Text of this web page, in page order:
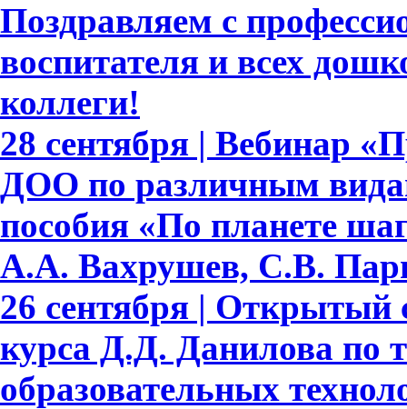
Поздравляем с
воспитателя и всех
коллеги!
28 сентября | Вебинар
ДОО по различным
пособия «По планете
А.А. Вахрушев, С.В.
26 сентября | Открытый
курса Д.Д. Данилова по
образовательных